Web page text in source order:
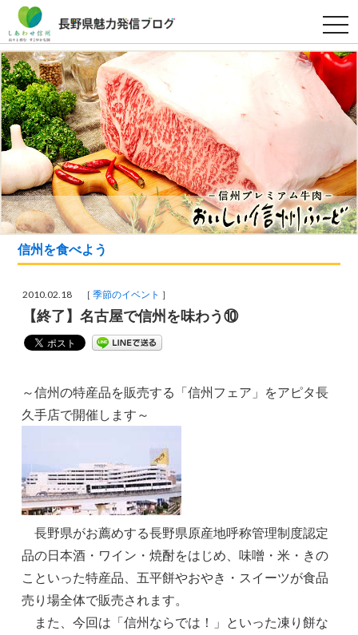
t
o
g
g
l
a
a
t
i
o
n
信州を食べよう
2010.02.18 ［季節のイベント ］
【終了】名古屋で信州を味わう⑩
～信州の特産品を販売する「信州フェア」をアピタ長
久手店で開催します～
長野県がお薦めする長野県原産地呼称管理制度認定
品の日本酒・ワイン・焼酎をはじめ、味噌・米・きの
こといった特産品、五平餅やおやき・スイーツが食品
売り場全体で販売されます。
また、今回は「信州ならでは！」といった凍り餅な